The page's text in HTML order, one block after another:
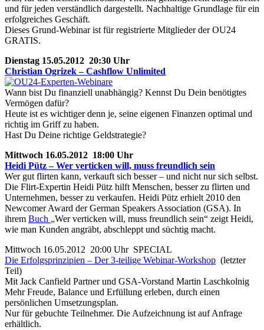
und für jeden verständlich dargestellt. Nachhaltige Grundlage für ein
erfolgreiches Geschäft.
Dieses Grund-Webinar ist für registrierte Mitglieder der OU24
GRATIS.
Dienstag 15.05.2012 20:30 Uhr
Christian Ogrizek – Cashflow Unlimited
Wann bist Du finanziell unabhängig? Kennst Du Dein benötigtes
Vermögen dafür?
Heute ist es wichtiger denn je, seine eigenen Finanzen optimal und
richtig im Griff zu haben.
Hast Du Deine richtige Geldstrategie?
Mittwoch 16.05.2012 18:00 Uhr
Heidi Pütz – Wer verticken will, muss freundlich sein
Wer gut flirten kann, verkauft sich besser – und nicht nur sich selbst.
Die Flirt-Expertin Heidi Pütz hilft Menschen, besser zu flirten und
Unternehmen, besser zu verkaufen. Heidi Pütz erhielt 2010 den
Newcomer Award der German Speakers Association (GSA). In
ihrem Buch „Wer verticken will, muss freundlich sein“ zeigt Heidi,
wie man Kunden angräbt, abschleppt und süchtig macht.
Mittwoch 16.05.2012 20:00 Uhr SPECIAL
Die Erfolgsprinzipien – Der 3-teilige Webinar-Workshop (letzter
Teil)
Mit Jack Canfield Partner und GSA-Vorstand Martin Laschkolnig
Mehr Freude, Balance und Erfüllung erleben, durch einen
persönlichen Umsetzungsplan.
Nur für gebuchte Teilnehmer. Die Aufzeichnung ist auf Anfrage
erhältlich.